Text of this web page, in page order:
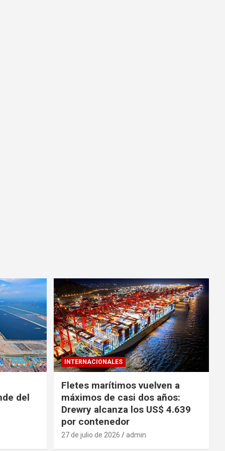
del
INTERNACIONALES
Fletes marítimos vuelven a
máximos de casi dos años:
Drewry alcanza los US$ 4.639
por contenedor
27 de julio de 2026 admin